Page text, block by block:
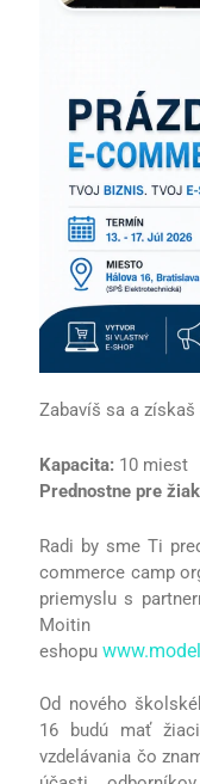
Zabavíš sa a
Kapacita: 10 miest
Prednostne pre
Radi by sme Ti
commerce camp
priemyslu s
Moitin
eshopu
Od nového
16 budú mať
vzdelávania čo